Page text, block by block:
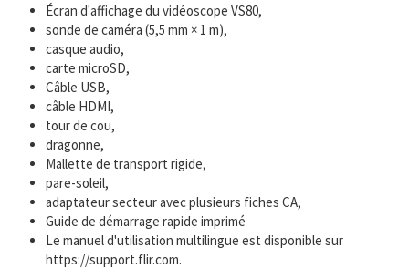
Écran d'affichage du vidéoscope VS80,
sonde de caméra (5,5 mm × 1 m),
casque audio,
carte microSD,
Câble USB,
câble HDMI,
tour de cou,
dragonne,
Mallette de transport rigide,
pare-soleil,
adaptateur secteur avec plusieurs fiches CA,
Guide de démarrage rapide imprimé
Le manuel d'utilisation multilingue est disponible sur
https://support.flir.com.